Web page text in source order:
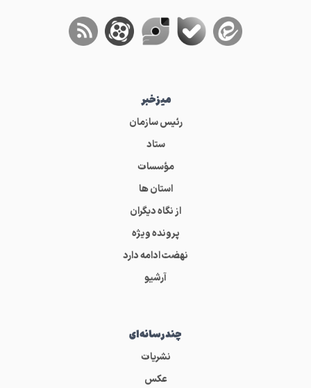
میز‌خبر
رئیس سازمان
ستاد
مؤسسات
استان ها
از نگاه دیگران
پرونده ویژه
نهضت ادامه دارد
آرشیو
چندرسانه‌ای
نشریات
عکس